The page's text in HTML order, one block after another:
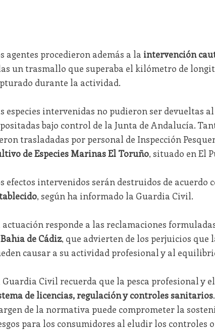
agentes procedieron además a la intervención
un trasmallo que superaba el kilómetro de
durante la actividad.
especies intervenidas no pudieron ser devueltas
bajo control de la Junta de Andalucía.
trasladadas por personal de Inspección
de Especies Marinas El Toruño, situado en El
efectos intervenidos serán destruidos de acuerdo
, según ha informado la Guardia Civil.
actuación responde a las reclamaciones
de Cádiz, que advierten de los perjuicios que
causar a su actividad profesional y al
Guardia Civil recuerda que la pesca profesional y
de licencias, regulación y controles sanitarios
de la normativa puede comprometer la
para los consumidores al eludir los controles